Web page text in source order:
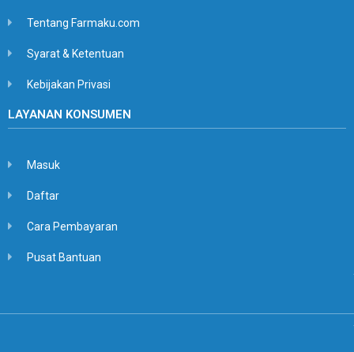
Tentang Farmaku.com
Syarat & Ketentuan
Kebijakan Privasi
LAYANAN KONSUMEN
Masuk
Daftar
Cara Pembayaran
Pusat Bantuan